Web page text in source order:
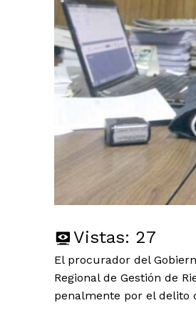
Vistas: 27
El procurador del
Regional de Gestión de
penalmente por el delito